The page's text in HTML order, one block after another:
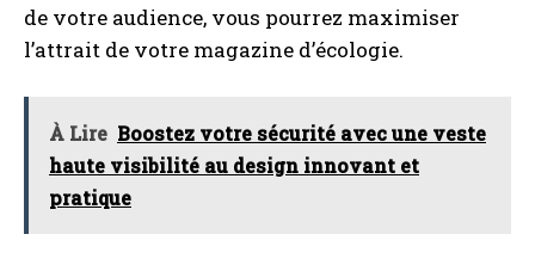
de votre audience, vous pourrez maximiser
l’attrait de votre magazine d’écologie.
À Lire Boostez votre sécurité avec une veste
haute visibilité au design innovant et
pratique